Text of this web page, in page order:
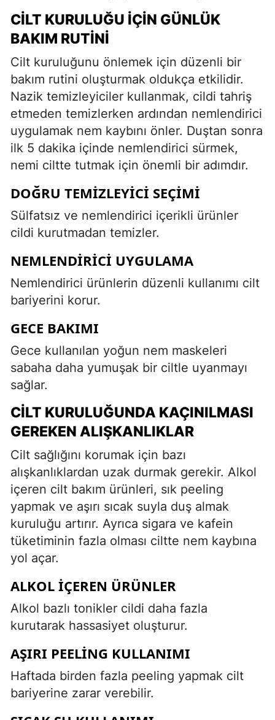
CILT KURULUĞU İÇIN GÜNLÜK
BAKIM RUTINI
Cilt kuruluğunu önlemek için düzenli bir
bakım rutini oluşturmak oldukça etkilidir.
Nazik temizleyiciler kullanmak, cildi tahriş
etmeden temizlerken ardından nemlendirici
uygulamak nem kaybını önler. Duştan sonra
ilk 5 dakika içinde nemlendirici sürmek,
nemi ciltte tutmak için önemli bir adımdır.
DOĞRU TEMIZLEYICI SEÇIMI
Sülfatsız ve nemlendirici içerikli ürünler
cildi kurutmadan temizler.
NEMLENDIRICI UYGULAMA
Nemlendirici ürünlerin düzenli kullanımı cilt
bariyerini korur.
GECE BAKIMI
Gece kullanılan yoğun nem maskeleri
sabaha daha yumuşak bir ciltle uyanmayı
sağlar.
CILT KURULUĞUNDA KAÇINILMASI
GEREKEN ALIŞKANLIKLAR
Cilt sağlığını korumak için bazı
alışkanlıklardan uzak durmak gerekir. Alkol
içeren cilt bakım ürünleri, sık peeling
yapmak ve aşırı sıcak suyla duş almak
kuruluğu artırır. Ayrıca sigara ve kafein
tüketiminin fazla olması ciltte nem kaybına
yol açar.
ALKOL İÇEREN ÜRÜNLER
Alkol bazlı tonikler cildi daha fazla
kurutarak hassasiyet oluşturur.
AŞIRI PEELING KULLANIMI
Haftada birden fazla peeling yapmak cilt
bariyerine zarar verebilir.